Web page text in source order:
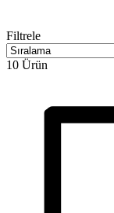
Filtrele
10 Ürün